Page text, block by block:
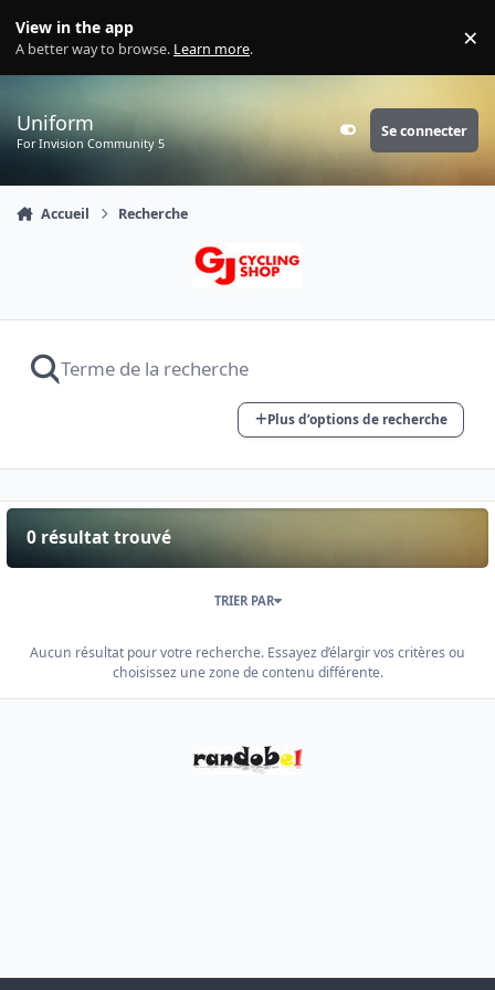
View in the app
A better way to browse. Learn more. ×
Uniform
For Invision Community 5 Customizer
Se connecter
Accueil Recherche
Plus d’options de recherche
0 résultat trouvé
TRIER PAR
Aucun résultat pour votre recherche. Essayez d’élargir vos critères ou
choisissez une zone de contenu différente.